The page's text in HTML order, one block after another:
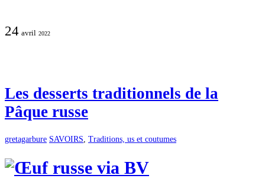
24 avril 2022
Les desserts traditionnels de la
Pâque russe
gretagarbure SAVOIRS Traditions, us et coutumes